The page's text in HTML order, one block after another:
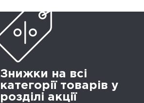
Знижки на всі
категорії товарів у
розділі акції